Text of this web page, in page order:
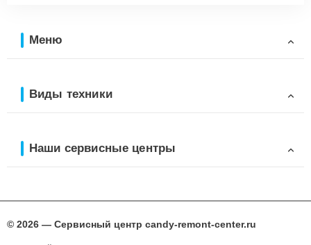
Меню
Виды техники
Наши сервисные центры
© 2026 — Сервисный центр candy-remont-center.ru